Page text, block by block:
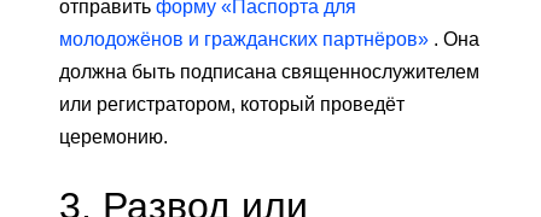
отправить форму «Паспорта для
молодожёнов и гражданских партнёров» . Она
должна быть подписана священнослужителем
или регистратором, который проведёт
церемонию.
3. Развод или